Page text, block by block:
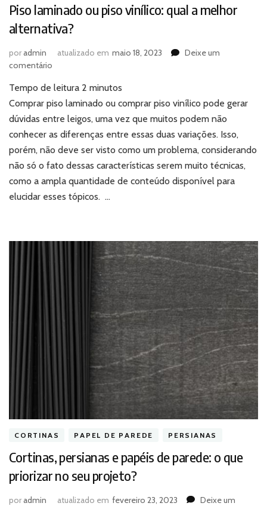
Piso laminado ou piso vinílico: qual a melhor
alternativa?
poradmin atualizado em maio 18, 2023
Deixe um
comentário
laminado
ou
piso
vinílico:
qual
a
melhor
alternativa?
Tempo de leitura 2 minutos
Comprar piso laminado ou comprar piso vinílico pode gerar
dúvidas entre leigos, uma vez que muitos podem não
conhecer as diferenças entre essas duas variações. Isso,
porém, não deve ser visto como um problema, considerando
não só o fato dessas características serem muito técnicas,
como a ampla quantidade de conteúdo disponível para
elucidar esses tópicos. …
CORTINAS PAPEL DE PAREDE PERSIANAS
Cortinas, persianas e papéis de parede: o que
priorizar no seu projeto?
poradmin atualizado em fevereiro 23, 2023
Deixe um